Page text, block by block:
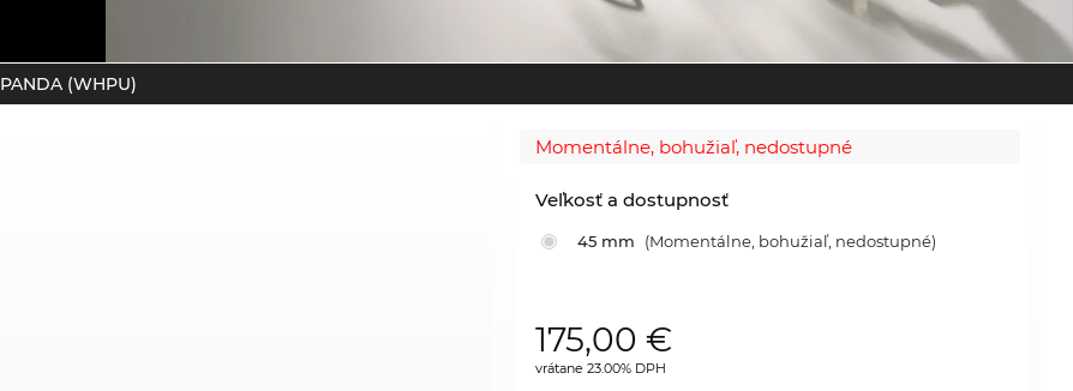
PANDA (WHPU)
Momentálne, bohužiaľ, nedostupné
Veľkosť a dostupnosť
45 mm (Momentálne, bohužiaľ, nedostupné)
175,00 €
vrátane 23.00% DPH